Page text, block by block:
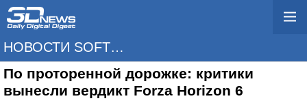
НОВОСТИ SOFTWARE
По проторенной дорожке: критики
вынесли вердикт Forza Horizon 6